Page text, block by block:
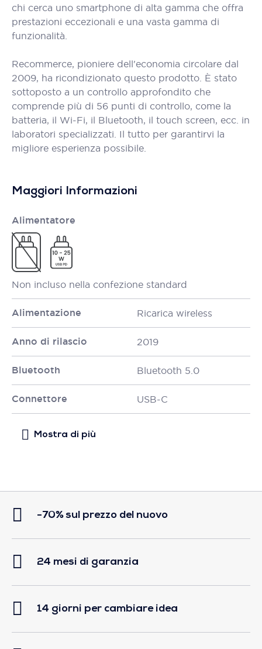
chi cerca uno smartphone di alta gamma che offra
prestazioni eccezionali e una vasta gamma di
funzionalità.
Recommerce, pioniere dell'economia circolare dal
2009, ha ricondizionato questo prodotto. È stato
sottoposto a un controllo approfondito che
comprende più di 56 punti di controllo, come la
batteria, il Wi-Fi, il Bluetooth, il touch screen, ecc. in
laboratori specializzati. Il tutto per garantirvi la
migliore esperienza possibile.
Maggiori Informazioni
Alimentatore
Non incluso nella confezione standard
Alimentazione Ricarica wireless
Anno di rilascio 2019
Bluetooth Bluetooth 5.0
Connettore USB-C
-70% sul prezzo del nuovo
24 mesi di garanzia
14 giorni per cambiare idea